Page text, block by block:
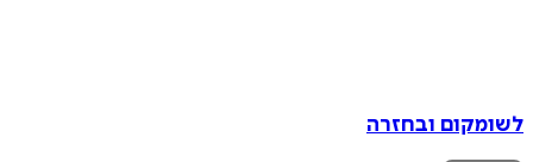
לשומקום ובחזרה